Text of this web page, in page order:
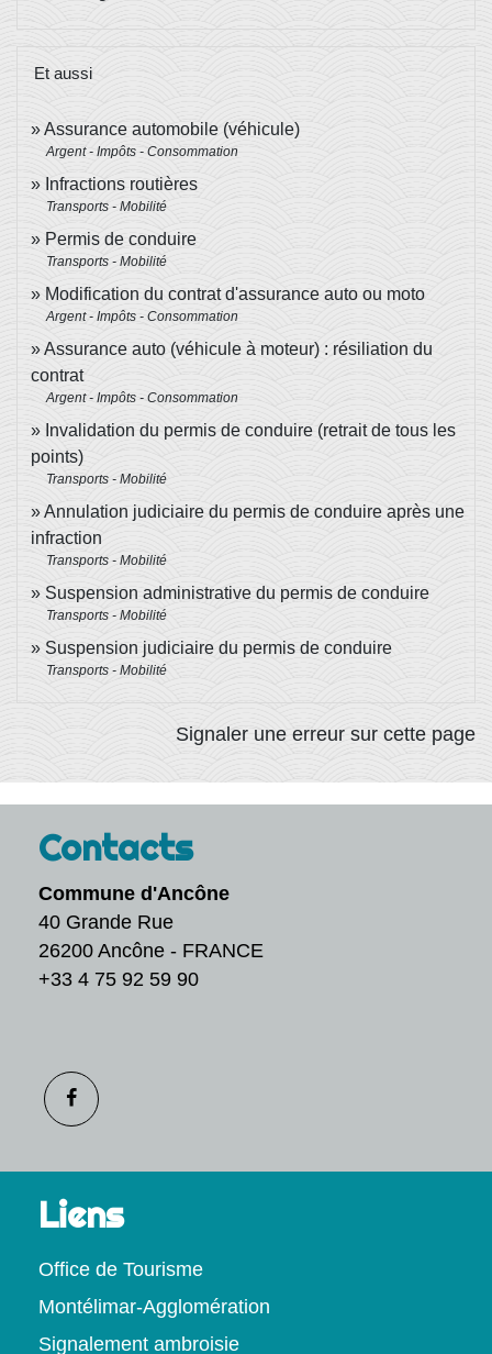
Et aussi
Assurance automobile (véhicule)
Argent - Impôts - Consommation
Infractions routières
Transports - Mobilité
Permis de conduire
Transports - Mobilité
Modification du contrat d'assurance auto ou moto
Argent - Impôts - Consommation
Assurance auto (véhicule à moteur) : résiliation du
contrat
Argent - Impôts - Consommation
Invalidation du permis de conduire (retrait de tous les
points)
Transports - Mobilité
Annulation judiciaire du permis de conduire après une
infraction
Transports - Mobilité
Suspension administrative du permis de conduire
Transports - Mobilité
Suspension judiciaire du permis de conduire
Transports - Mobilité
Signaler une erreur sur cette page
Contacts
Commune d'Ancône
40 Grande Rue
26200 Ancône - FRANCE
+33 4 75 92 59 90
Liens
Office de Tourisme
Montélimar-Agglomération
Signalement ambroisie